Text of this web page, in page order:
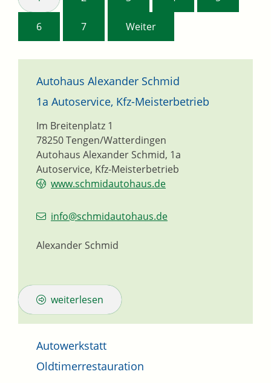
6 7 Weiter
Autohaus Alexander Schmid
1a Autoservice, Kfz-Meisterbetrieb
Autohaus Alexander Schmid, 1a
Autoservice, Kfz-Meisterbetrieb
Im Breitenplatz 1
78250Tengen/Watterdingen
www.schmidautohaus.de
info@schmidautohaus.de
Alexander Schmid
weiterlesen
Autowerkstatt
Oldtimerrestauration